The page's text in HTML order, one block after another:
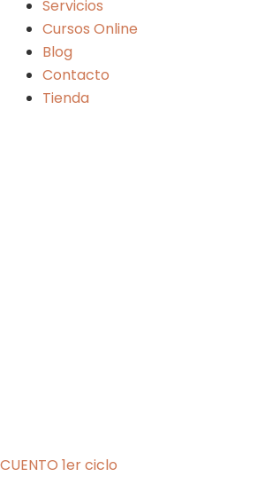
Servicios
Cursos Online
Blog
Contacto
Tienda
CUENTO 1er ciclo